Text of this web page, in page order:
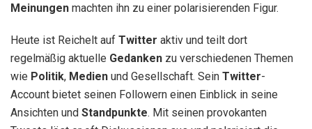
Meinungen machten ihn zu einer polarisierenden Figur.
Heute ist Reichelt auf Twitter aktiv und teilt dort
regelmäßig aktuelle Gedanken zu verschiedenen Themen
wie Politik, Medien und Gesellschaft. Sein Twitter-
Account bietet seinen Followern einen Einblick in seine
Ansichten und Standpunkte. Mit seinen provokanten